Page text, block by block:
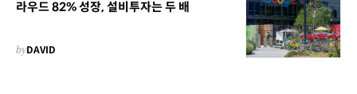
라우드 82% 성장, 설비투자는 두 배
byDAVID